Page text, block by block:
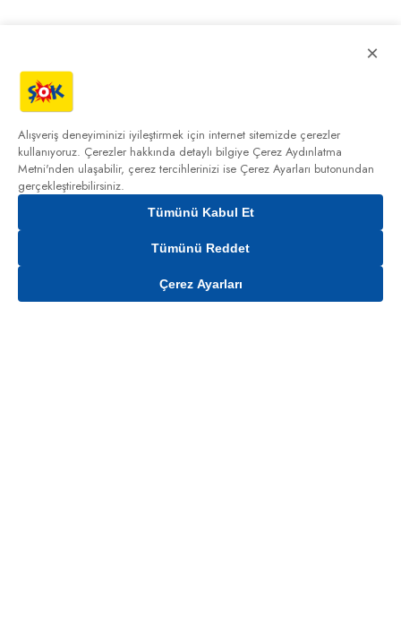
Gelince Haber Ver
×
Alışveriş deneyiminizi iyileştirmek için internet sitemizde çerezler
kullanıyoruz. Çerezler hakkında detaylı bilgiye Çerez Aydınlatma
Metni'nden ulaşabilir, çerez tercihlerinizi ise Çerez Ayarları butonundan
gerçekleştirebilirsiniz.
Tümünü Kabul Et
Tümünü Reddet
Çerez Ayarları